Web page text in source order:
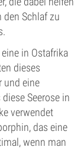
den Schlaf zu
in Ostafrika
dieses
und eine
Seerose in
verwendet
das eine
wenn man